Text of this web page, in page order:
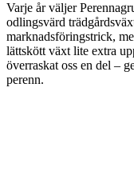
Varje år väljer
odlingsvärd
marknadsföringstrick,
lättskött växt lite extra
överraskat oss en del –
perenn.